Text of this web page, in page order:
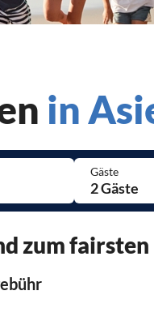
in
Gäste
2 Gäste
zum